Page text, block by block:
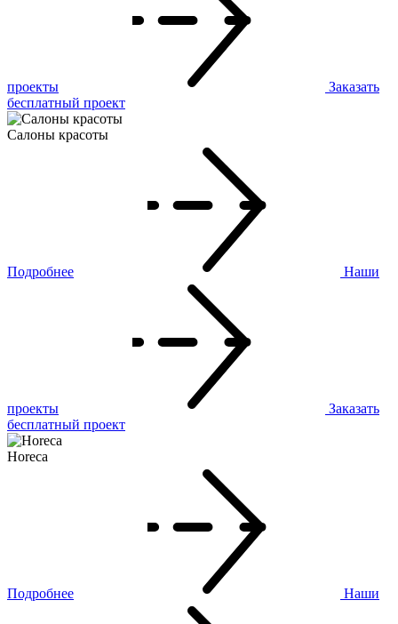
проекты
Заказать
бесплатный проект
Салоны красоты
Подробнее Наши
проекты
Заказать
бесплатный проект
Horeca
Подробнее Наши